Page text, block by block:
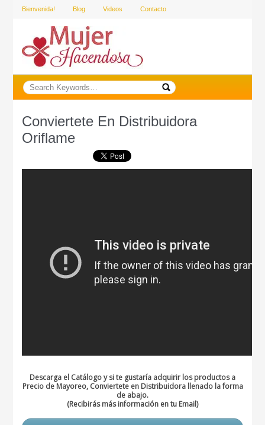
Bienvenida! Blog Videos Contacto
Conviertete En Distribuidora
Oriflame
Descarga el Catálogo y si te gustaría adquirir los productos a
Precio de Mayoreo, Conviertete en Distribuidora llenado la forma
de abajo.
(Recibirás más información en tu Email)